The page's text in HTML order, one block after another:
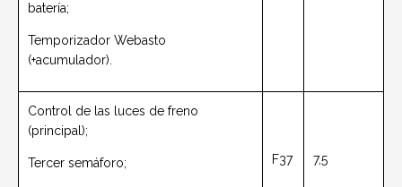
batería;
Temporizador Webasto
(+acumulador).
Control de las luces de freno
(principal);
Tercer semáforo; F37 7,5